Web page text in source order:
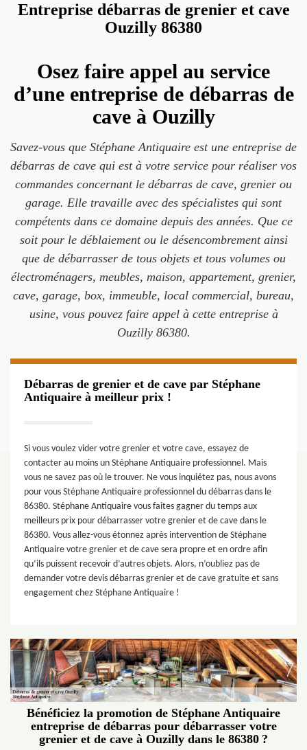
Entreprise débarras de grenier et cave
Ouzilly 86380
Osez faire appel au service
d’une entreprise de débarras de
cave à Ouzilly
Savez-vous que Stéphane Antiquaire est une entreprise de
débarras de cave qui est à votre service pour réaliser vos
commandes concernant le débarras de cave, grenier ou
garage. Elle travaille avec des spécialistes qui sont
compétents dans ce domaine depuis des années. Que ce
soit pour le déblaiement ou le désencombrement ainsi
que de débarrasser de tous objets et tous volumes ou
électroménagers, meubles, maison, appartement, grenier,
cave, garage, box, immeuble, local commercial, bureau,
usine, vous pouvez faire appel à cette entreprise à
Ouzilly 86380.
Débarras de grenier et de cave par Stéphane
Antiquaire à meilleur prix !
Si vous voulez vider votre grenier et votre cave, essayez de
contacter au moins un Stéphane Antiquaire professionnel. Mais
vous ne savez pas où le trouver. Ne vous inquiétez pas, nous avons
pour vous Stéphane Antiquaire professionnel du débarras dans le
86380. Stéphane Antiquaire vous faites gagner du temps aux
meilleurs prix pour débarrasser votre grenier et de cave dans le
86380. Vous allez-vous étonnez après intervention de Stéphane
Antiquaire votre grenier et de cave sera propre et en ordre afin
qu’ils puissent recevoir d’autres objets. Alors, n’oubliez pas de
demander votre devis débarras grenier et de cave gratuite et sans
engagement chez Stéphane Antiquaire !
Bénéficiez la promotion de Stéphane Antiquaire
entreprise de débarras pour débarrasser votre
grenier et de cave à Ouzilly dans le 86380 ?